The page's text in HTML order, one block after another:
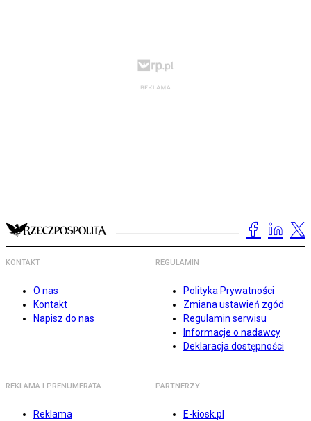
KONTAKT
O nas
Kontakt
Napisz do nas
REGULAMIN
Polityka Prywatności
Zmiana ustawień zgód
Regulamin serwisu
Informacje o nadawcy
Deklaracja dostępności
REKLAMA I PRENUMERATA
Reklama
PARTNERZY
E-kiosk.pl